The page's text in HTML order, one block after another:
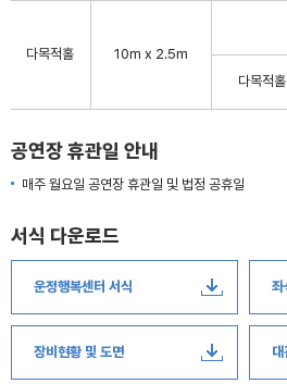
다목적홀 10m x 2.5m
다목적
공연장 휴관일 안내
매주 월요일 공연장 휴관일 및 법정 공휴일
서식 다운로드
운정행복센터 서식 좌
장비현황 및 도면